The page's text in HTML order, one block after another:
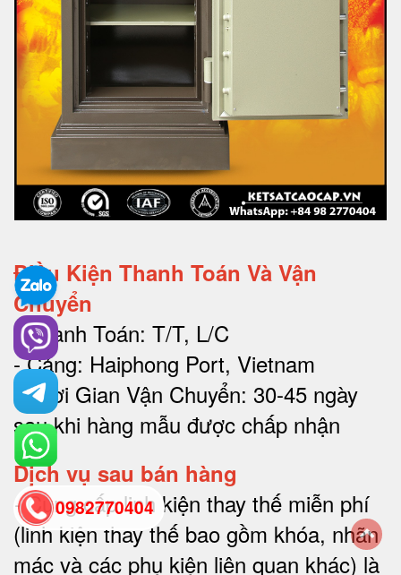
Điều Kiện Thanh Toán Và Vận
Chuyển
- Thanh Toán: T/T, L/C
- Cảng: Haiphong Port, Vietnam
- Thời Gian Vận Chuyển: 30-45 ngày
sau khi hàng mẫu được chấp nhận
Dịch vụ sau bán hàng
-Cung cấp linh kiện thay thế miễn phí
(linh kiện thay thế bao gồm khóa, nhãn
mác và các phụ kiện liên quan khác) là
0982770404
back